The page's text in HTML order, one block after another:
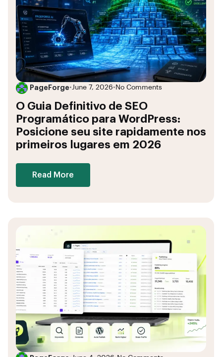
PageForge•June 7, 2026• No Comments
O Guia Definitivo de SEO
Programático para WordPress:
Posicione seu site rapidamente nos
primeiros lugares em 2026
Read More